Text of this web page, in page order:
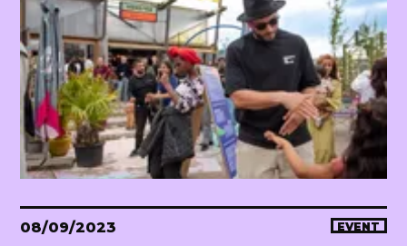
08/09/2023 EVENT